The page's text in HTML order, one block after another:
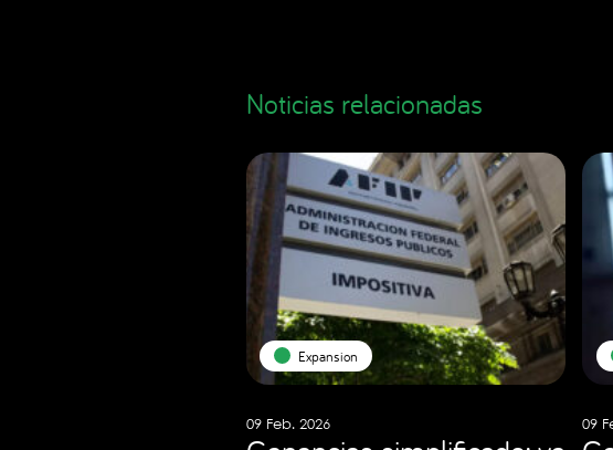
Noticias relacionadas
Expansion
09 Feb. 2026 09